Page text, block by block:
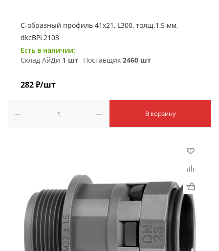
С-образный профиль 41х21, L300, толщ.1,5 мм,
dkcBPL2103
Есть в наличии:
Склад АйДи 1 шт Поставщик 2460 шт
282₽/шт
В корзину